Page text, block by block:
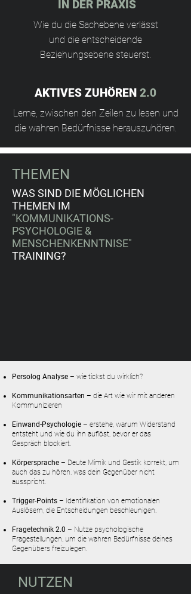
IN DER PRAXIS
Wie du die Sachebene verlässt
und die entscheidende
Beziehungsebene steuerst.
AKTIVES ZUHÖREN 2.0
Lerne, zwischen den Zeilen zu lesen und
die wahren Bedürfnisse herauszuhören.
THEMEN
WAS SIND DIE MÖGLICHEN
THEMEN IM
"KOMMUNIKATIONS-
PSYCHOLOGIE &
MENSCHENKENNTNISE"
TRAINING?
Persolog Analyse – wie tickst du wirklich?
Kommunikationsarten – die Art wie wir mit anderen
Kommunizieren
Einwand-Psychologie – erstehe, warum Widerstand
entsteht und wie du ihn auflöst, bevor er das
Gespräch blockiert.
Körpersprache – Deute Mimik und Gestik korrekt, um
auch das zu hören, was dein Gegenüber nicht
ausspricht.
Trigger-Points – Identifikation von emotionalen
Auslösern, die Entscheidungen beschleunigen.
Fragetechnik 2.0 – Nutze psychologische
Fragestellungen, um die wahren Bedürfnisse deines
Gegenübers freizulegen.
NUTZEN